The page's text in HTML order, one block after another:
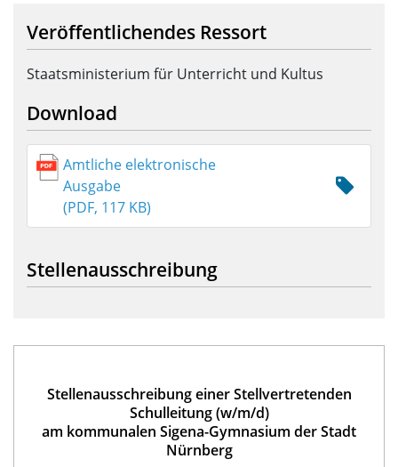
Veröffentlichendes Ressort
Staatsministerium für Unterricht und Kultus
Download
Amtliche elektronische
Ausgabe
(PDF, 117 KB)
Stellenausschreibung
Stellenausschreibung einer Stellvertretenden
Schulleitung (w/m/d)
am kommunalen Sigena-Gymnasium der Stadt
Nürnberg